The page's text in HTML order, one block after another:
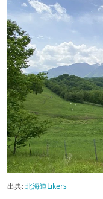
出典:北海道Likers